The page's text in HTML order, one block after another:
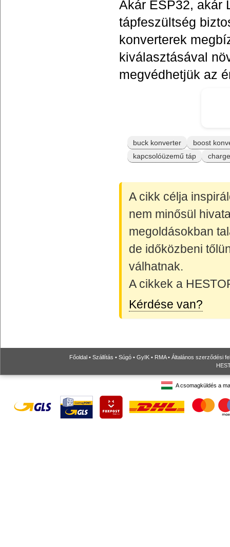
Akár ESP32, akár
tápfeszültség
konverterek
kiválasztásával
megvédhetjük az
buck konverter
boost
kapcsolóüzemű táp
A cikk célja
nem minősül
megoldásokban
de időközbeni
válhatnak.
A cikkek a
Kérdése van?
Főoldal • Szállítás • Súgó • GyIK • RMA• Általános szerződési
A csomagküldés a